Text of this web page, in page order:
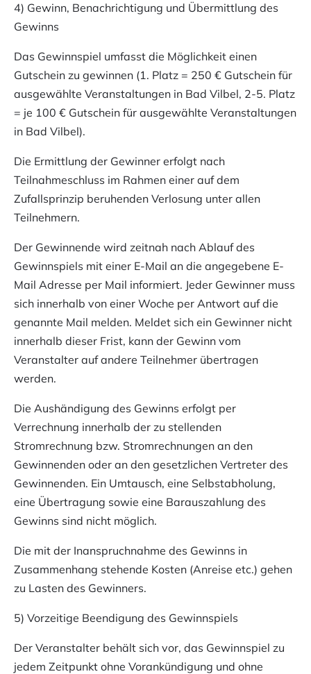
4) Gewinn, Benachrichtigung und Übermittlung des
Gewinns
Das Gewinnspiel umfasst die Möglichkeit einen
Gutschein zu gewinnen (1. Platz = 250 € Gutschein für
ausgewählte Veranstaltungen in Bad Vilbel, 2-5. Platz
= je 100 € Gutschein für ausgewählte Veranstaltungen
in Bad Vilbel).
Die Ermittlung der Gewinner erfolgt nach
Teilnahmeschluss im Rahmen einer auf dem
Zufallsprinzip beruhenden Verlosung unter allen
Teilnehmern.
Der Gewinnende wird zeitnah nach Ablauf des
Gewinnspiels mit einer E-Mail an die angegebene E-
Mail Adresse per Mail informiert. Jeder Gewinner muss
sich innerhalb von einer Woche per Antwort auf die
genannte Mail melden. Meldet sich ein Gewinner nicht
innerhalb dieser Frist, kann der Gewinn vom
Veranstalter auf andere Teilnehmer übertragen
werden.
Die Aushändigung des Gewinns erfolgt per
Verrechnung innerhalb der zu stellenden
Stromrechnung bzw. Stromrechnungen an den
Gewinnenden oder an den gesetzlichen Vertreter des
Gewinnenden. Ein Umtausch, eine Selbstabholung,
eine Übertragung sowie eine Barauszahlung des
Gewinns sind nicht möglich.
Die mit der Inanspruchnahme des Gewinns in
Zusammenhang stehende Kosten (Anreise etc.) gehen
zu Lasten des Gewinners.
5) Vorzeitige Beendigung des Gewinnspiels
Der Veranstalter behält sich vor, das Gewinnspiel zu
jedem Zeitpunkt ohne Vorankündigung und ohne